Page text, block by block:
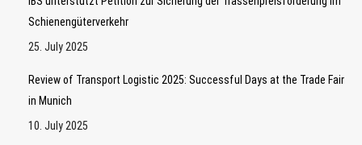
Schienengüterverkehr
25. July 2025
Review of Transport Logistic 2025: Successful Days at the Trade Fair
in Munich
10. July 2025